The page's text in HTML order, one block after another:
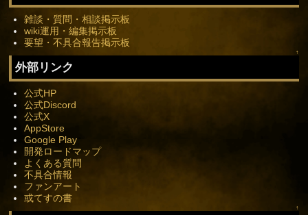
雑談・質問・相談掲示板
wiki運用・編集掲示板
要望・不具合報告掲示板
↑
外部リンク
公式HP
公式Discord
公式X
AppStore
Google Play
開発ロードマップ
よくある質問
不具合情報
ファンアート
或てすの書
↑